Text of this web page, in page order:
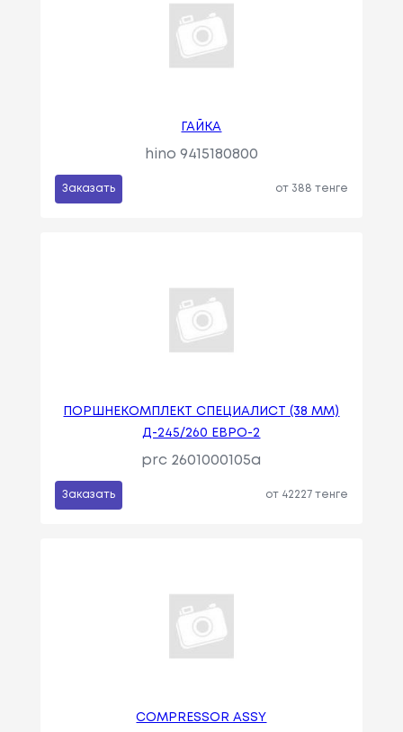
ГАЙКА
hino 9415180800
Заказать от 388 тенге
ПОРШНЕКОМПЛЕКТ СПЕЦИАЛИСТ (38 ММ)
Д-245/260 ЕВРО-2
prc 2601000105a
Заказать от 42227 тенге
COMPRESSOR ASSY